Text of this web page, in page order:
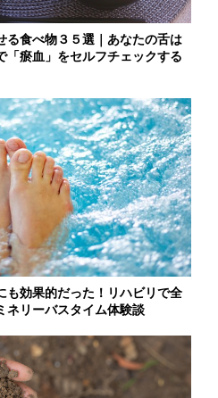
る食べ物３５選｜あなたの舌は
「瘀血」をセルフチェックする
も効果的だった！リハビリで全
ネリーバスタイム体験談